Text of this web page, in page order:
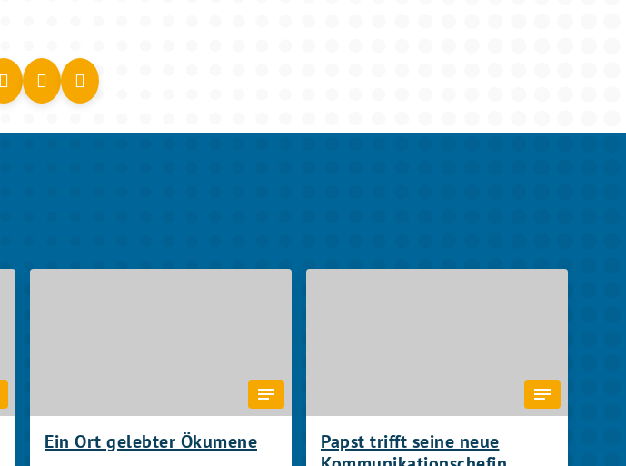
Ein Ort gelebter Ökumene
Papst trifft seine neue